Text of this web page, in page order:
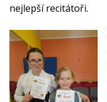
nejlepší recitátoři.